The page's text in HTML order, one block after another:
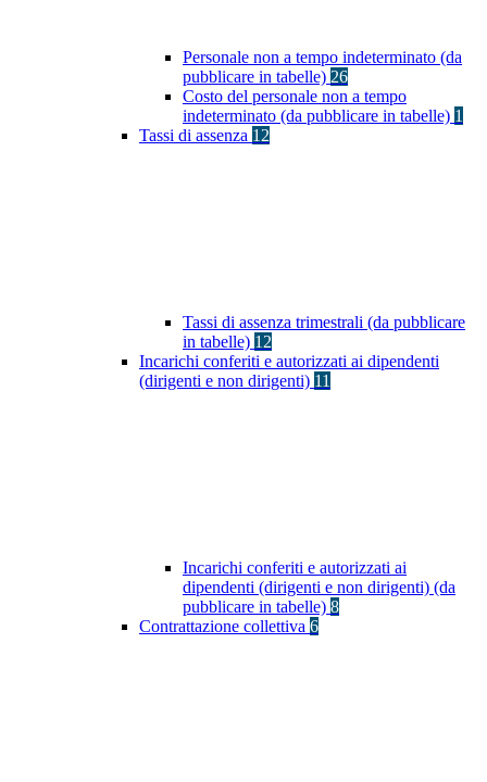
Personale non a tempo indeterminato (da
pubblicare in tabelle) 26
Costo del personale non a tempo
indeterminato (da pubblicare in tabelle) 1
Tassi di assenza 12
Tassi di assenza trimestrali (da pubblicare
in tabelle) 12
Incarichi conferiti e autorizzati ai dipendenti
(dirigenti e non dirigenti) 11
Incarichi conferiti e autorizzati ai
dipendenti (dirigenti e non dirigenti) (da
pubblicare in tabelle) 8
Contrattazione collettiva 6